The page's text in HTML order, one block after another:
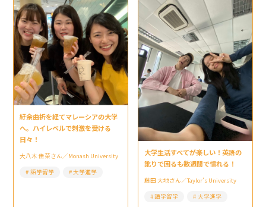
紆余曲折を経てマレーシアの大学
へ。ハイレベルで刺激を受ける
日々！
大八木 佳菜さん／Monash University
語学留学
大学進学
大学生活すべてが楽しい！英語の
訛りで困るも数週間で慣れる！
藤田 大地さん／Taylor’s University
語学留学
大学進学